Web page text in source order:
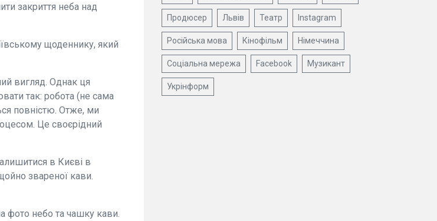
закриття неба над
щоденнику, який
вигляд. Однак ця
так: робота (не сама
повністю. Отже, ми
Це своєрідний
в Києві в
звареної кави.
фото небо та чашку кави.
Продюсер Львів Театр Instagram
Російська мова Кінофільм Німеччина
Соціальна мережа Facebook Музикант
Укрінформ